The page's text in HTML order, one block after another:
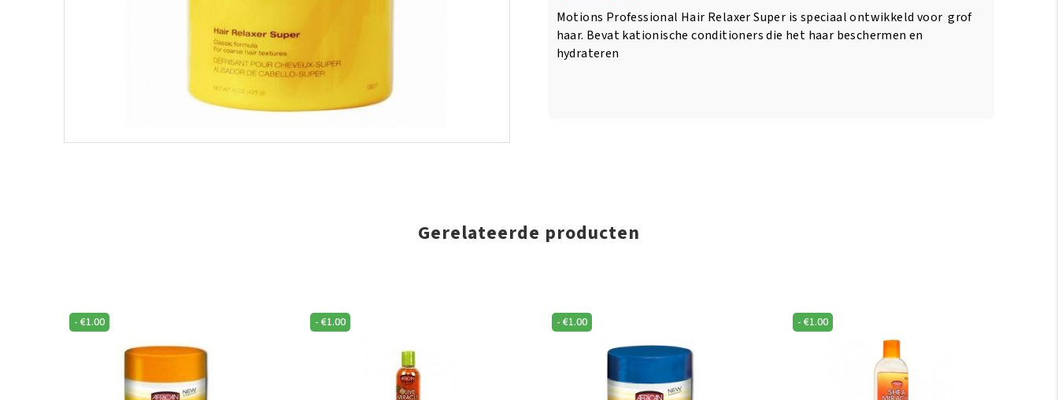
Motions Professional Hair Relaxer Super is speciaal ontwikkeld voor grof
haar. Bevat kationische conditioners die het haar beschermen en
hydrateren
Gerelateerde producten
- €1.00 -€1.00 - €1.00 -€1.00